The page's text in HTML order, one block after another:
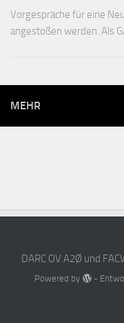
Vorgespräche für eine
angestoßen werden. Als
MEHR
DARC OV A2Ø und
Powered by -